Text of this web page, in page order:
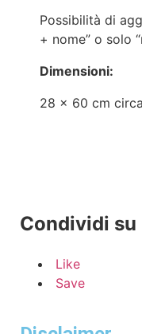
Possibilità di
+ nome” o solo
Dimensioni:
28 x 60 cm circa
Condividi su
Like
Save